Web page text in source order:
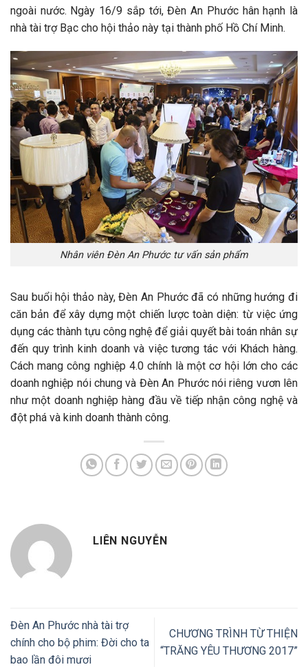
ngoài nước. Ngày 16/9 sắp tới, Đèn An Phước hân hạnh là
nhà tài trợ Bạc cho hội thảo này tại thành phố Hồ Chí Minh.
Nhân viên Đèn An Phước tư vấn sản phẩm
Sau buổi hội thảo này, Đèn An Phước đã có những hướng đi
căn bản để xây dựng một chiến lược toàn diện: từ việc ứng
dụng các thành tựu công nghệ để giải quyết bài toán nhân sự
đến quy trình kinh doanh và việc tương tác với Khách hàng.
Cách mang công nghiệp 4.0 chính là một cơ hội lớn cho các
doanh nghiệp nói chung và Đèn An Phước nói riêng vươn lên
như một doanh nghiệp hàng đầu về tiếp nhận công nghệ và
đột phá và kinh doanh thành công.
LIÊN NGUYỄN
Đèn An Phước nhà tài trợ
chính cho bộ phim: Đời cho ta
bao lần đôi mươi
CHƯƠNG TRÌNH TỪ THIỆN
“TRĂNG YÊU THƯƠNG 2017”